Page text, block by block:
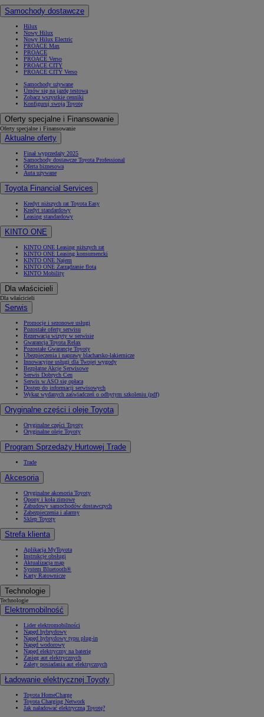
Samochody dostawcze
Hilux
Nowy Hilux
Nowy Hilux Electric
PROACE Max
PROACE
PROACE Verso
PROACE CITY
PROACE CITY Verso
Samochody używane
Umów się na jazdę testową
Zobacz wszystkie cenniki
Konfiguruj swoją Toyotę
Oferty specjalne i Finansowanie
Oferty specjalne i Finansowanie
Aktualne oferty
Finał wyprzedaży 2025
Samochody dostawcze Toyota Professional
Oferta biznesowa
Auta używane
Toyota Financial Services
Kredyt niższych rat Toyota Easy
Kredyt standardowy
Leasing standardowy
KINTO ONE
KINTO ONE Leasing niższych rat
KINTO ONE Leasing konsumencki
KINTO ONE Najem
KINTO ONE Zarządzanie flotą
KINTO Mobility
Dla właścicieli
Dla właścicieli
Serwis
Promocje i sezonowe usługi
Pozostałe oferty serwisu
Rezerwacja wizyty w serwisie
Gwarancja Toyota Relax
Pozostałe Gwarancje Toyoty
Ubezpieczenia i naprawy blacharsko-lakiernicze
Innowacyjne usługi dla Twojej wygody
Bezpłatne Akcje Serwisowe
Serwis Dobrych Cen
Serwis w ASO się opłaca
Dostęp do informacji serwisowych
Wykaz wydanych zaświadczeń o odbytym szkoleniu (pdf)
Oryginalne części i oleje Toyota
Oryginalne części Toyoty
Oryginalne oleje Toyoty
Program Sprzedaży Hurtowej Trade
Trade
Akcesoria
Oryginalne akcesoria Toyoty
Opony i koła zimowe
Zabudowy samochodów dostawczych
Zabezpieczenia i alarmy
Sklep Toyoty
Strefa klienta
Aplikacja MyToyota
Instrukcje obsługi
Aktualizacja map
System Bluetooth®
Karty Ratownicze
Technologie
Technologie
Elektromobilność
Lider elektromobilności
Napęd hybrydowy
Napęd hybrydowy typu plug-in
Napęd wodorowy
Napęd elektryczny na baterię
Zasięg aut elektrycznych
Zalety posiadania aut elektrycznych
Ładowanie elektrycznej Toyoty
Toyota HomeCharge
Toyota Charging Network
Jak naładować elektryczną Toyotę?